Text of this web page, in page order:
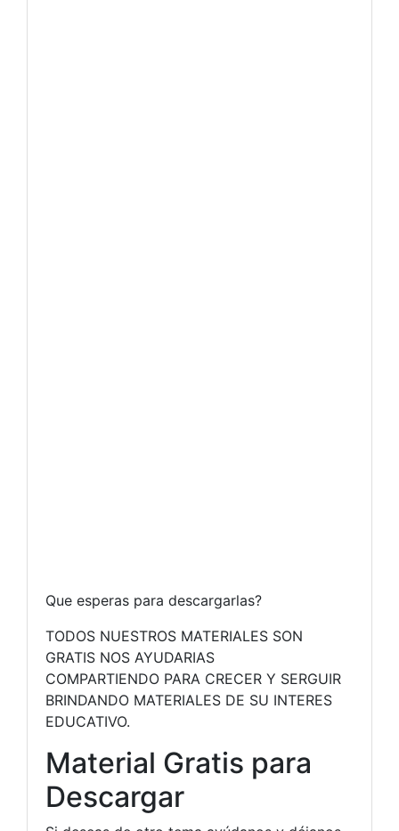
Que esperas para descargarlas?
TODOS NUESTROS MATERIALES SON
GRATIS NOS AYUDARIAS
COMPARTIENDO PARA CRECER Y SERGUIR
BRINDANDO MATERIALES DE SU INTERES
EDUCATIVO.
Material Gratis para
Descargar